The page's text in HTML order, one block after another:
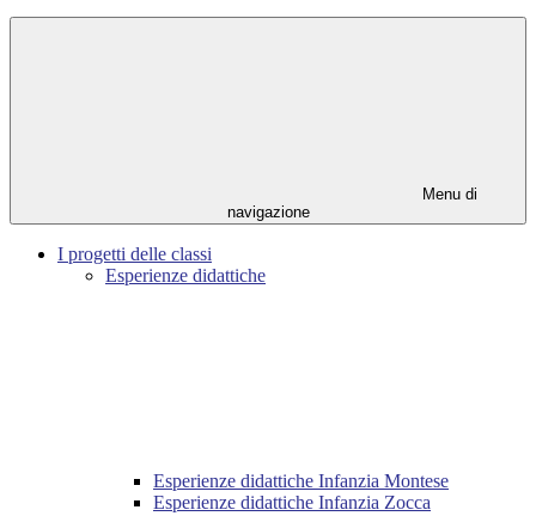
Menu di
navigazione
I progetti delle classi
Esperienze didattiche
Esperienze didattiche Infanzia Montese
Esperienze didattiche Infanzia Zocca